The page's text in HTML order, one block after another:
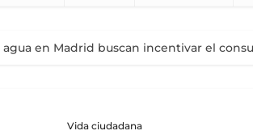
en Madrid buscan incentivar el
Vida ciudadana